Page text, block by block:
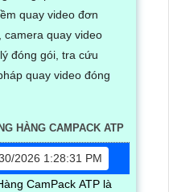
HÀNG CAMPACK ATP
2026 1:28:31 PM
CamPack ATP là